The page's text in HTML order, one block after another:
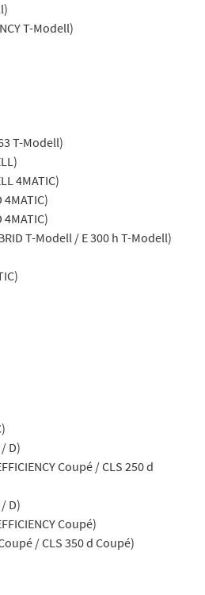
T-Modell)
T-Modell)
4MATIC)
4MATIC)
4MATIC)
T-Modell / E 300 h T-Modell)
D)
Coupé / CLS 250 d
D)
Coupé)
/ CLS 350 d Coupé)